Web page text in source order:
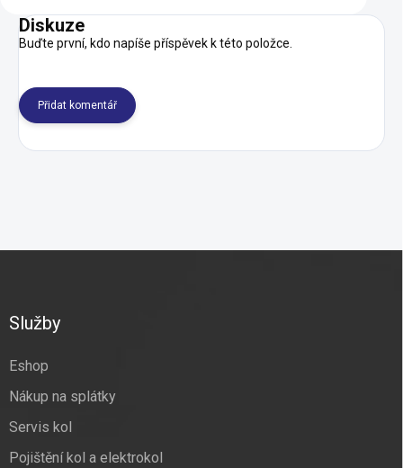
Diskuze
Buďte první, kdo napíše příspěvek k této položce.
Přidat komentář
Služby
Eshop
Nákup na splátky
Servis kol
Pojištění kol a elektrokol